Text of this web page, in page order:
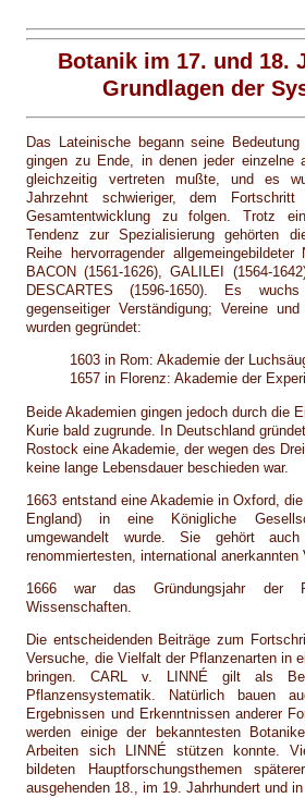
Botanik im 17. und 18.
Grundlagen der
Das Lateinische begann seine
gingen zu Ende, in denen jeder einzelne
gleichzeitig vertreten mußte, und es
Jahrzehnt schwieriger, dem Fortschritt
Gesamtentwicklung zu folgen. Trotz
Tendenz zur Spezialisierung gehörten
Reihe hervorragender allgemeingebildeter
BACON (1561-1626), GALILEI (1564-
DESCARTES (1596-1650). Es
gegenseitiger Verständigung; Vereine
wurden gegründet:
1603 in Rom: Akademie der
1657 in Florenz: Akademie der
Beide Akademien gingen jedoch durch die
Kurie bald zugrunde. In Deutschland
Rostock eine Akademie, der wegen des
keine lange Lebensdauer beschieden war.
1663 entstand eine Akademie in Oxford,
England) in eine Königliche
umgewandelt wurde. Sie gehört
renommiertesten, international anerkannten
1666 war das Gründungsjahr der
Wissenschaften.
Die entscheidenden Beiträge zum
Versuche, die Vielfalt der Pflanzenarten in
bringen. CARL v. LINNÉ gilt als
Pflanzensystematik. Natürlich bauen
Ergebnissen und Erkenntnissen anderer
werden einige der bekanntesten
Arbeiten sich LINNÉ stützen konnte.
bildeten Hauptforschungsthemen
ausgehenden 18., im 19. Jahrhundert und